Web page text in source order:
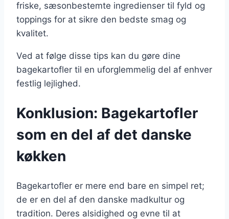
friske, sæsonbestemte ingredienser til fyld og
toppings for at sikre den bedste smag og
kvalitet.
Ved at følge disse tips kan du gøre dine
bagekartofler til en uforglemmelig del af enhver
festlig lejlighed.
Konklusion: Bagekartofler
som en del af det danske
køkken
Bagekartofler er mere end bare en simpel ret;
de er en del af den danske madkultur og
tradition. Deres alsidighed og evne til at